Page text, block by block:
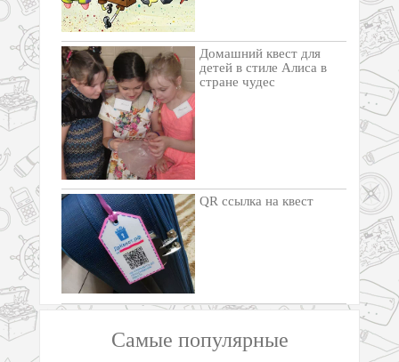
Домашний квест для
детей в стиле Алиса в
стране чудес
QR ссылка на квест
Самые популярные